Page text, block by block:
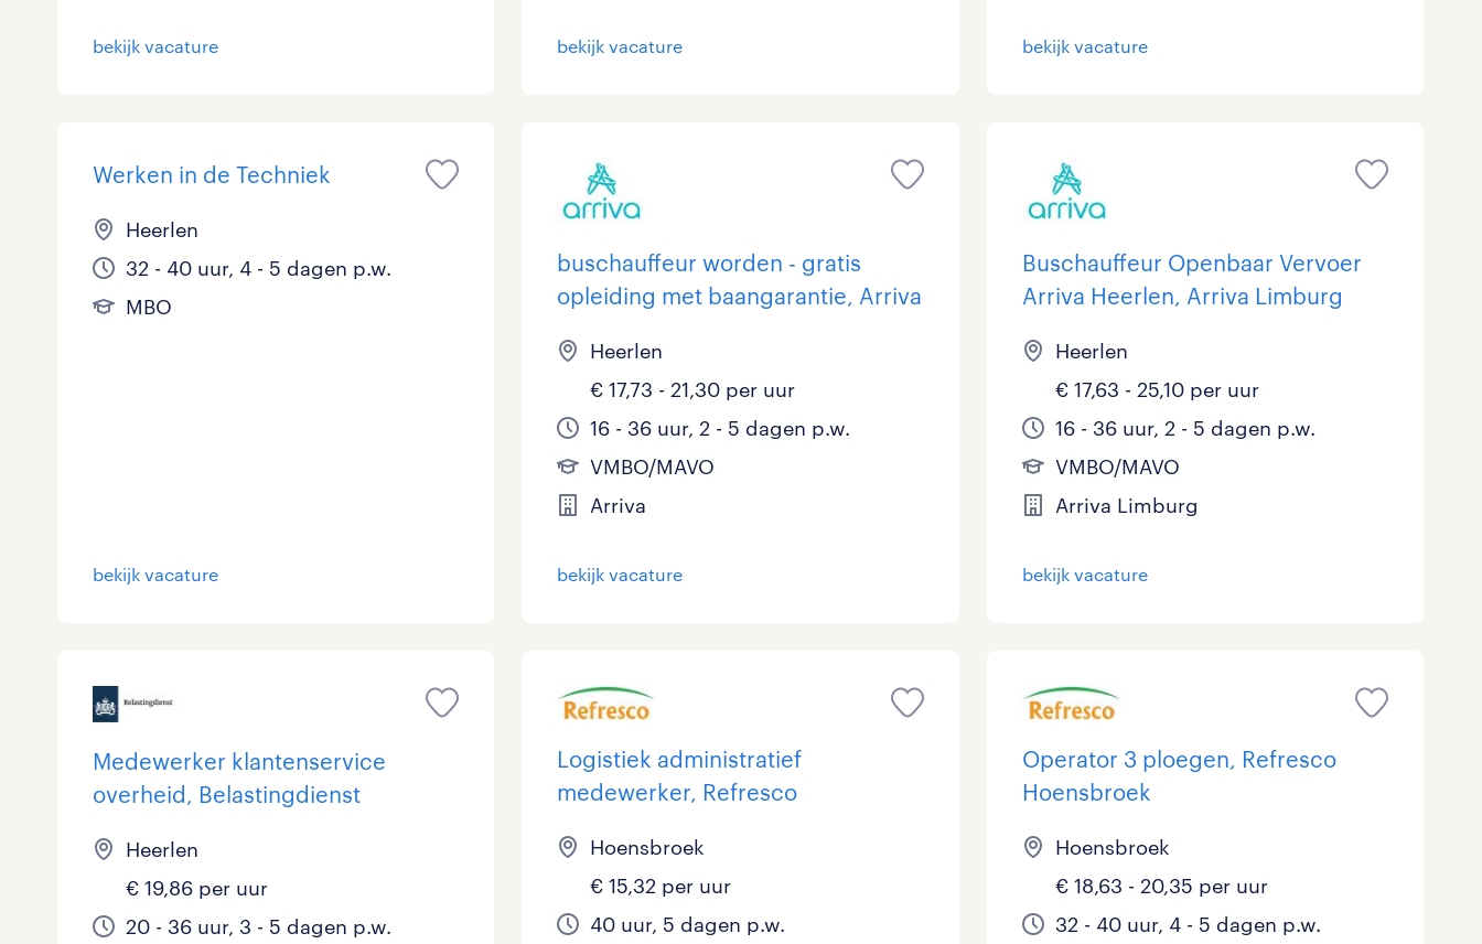
bekijk vacature bekijk vacature bekijk vacature
Werken in de Techniek
Heerlen
32 - 40 uur, 4 - 5 dagen p.w.
MBO
bekijk vacature
buschauffeur worden - gratis
opleiding met baangarantie, Arriva
Heerlen
€ 17,73 - 21,30 per uur
16 - 36 uur, 2 - 5 dagen p.w.
VMBO/MAVO
Arriva
bekijk vacature
Buschauffeur Openbaar Vervoer
Arriva Heerlen, Arriva Limburg
Heerlen
€ 17,63 - 25,10 per uur
16 - 36 uur, 2 - 5 dagen p.w.
VMBO/MAVO
Arriva Limburg
bekijk vacature
Medewerker klantenservice
overheid, Belastingdienst
Heerlen
€ 19,86 per uur
20 - 36 uur, 3 - 5 dagen p.w.
Logistiek administratief
medewerker, Refresco
Hoensbroek
€ 15,32 per uur
40 uur, 5 dagen p.w.
Operator 3 ploegen, Refresco
Hoensbroek
Hoensbroek
€ 18,63 - 20,35 per uur
32 - 40 uur, 4 - 5 dagen p.w.